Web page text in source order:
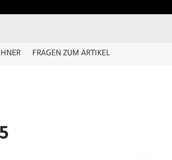
FRAGEN ZUM ARTIKEL